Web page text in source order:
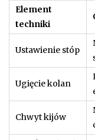
Element
techniki
Ustawienie stóp
Ugięcie kolan
Chwyt kijów